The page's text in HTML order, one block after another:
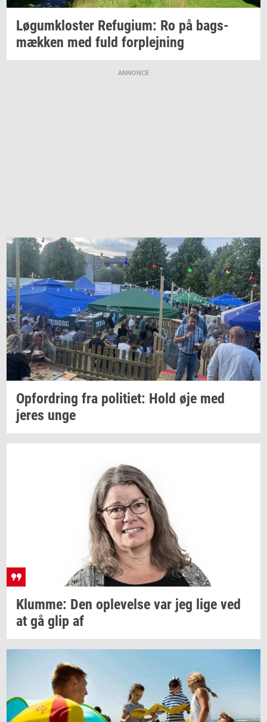
Løgum­klo­ster Re­fu­gi­um: Ro på bags­
mæk­ken med fuld for­plej­ning
ANNONCE
Op­for­dring fra po­li­ti­et: Hold øje med
jeres unge
Klum­me: Den op­le­vel­se var jeg lige ved
at gå glip af